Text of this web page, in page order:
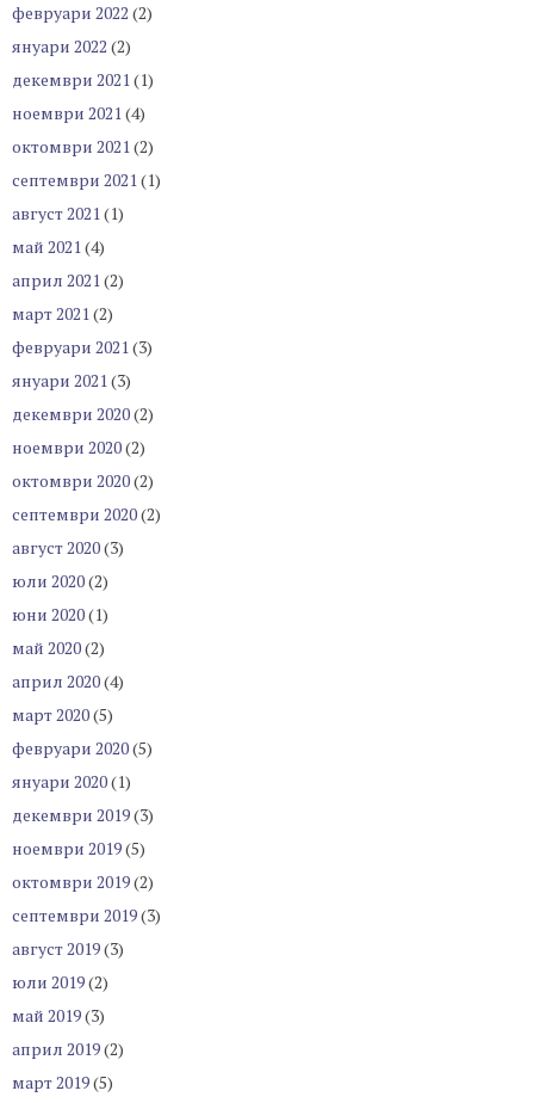
февруари 2022 (2)
януари 2022 (2)
декември 2021(1)
ноември 2021(4)
октомври 2021(2)
септември 2021(1)
август 2021(1)
май 2021(4)
април 2021(2)
март 2021(2)
февруари 2021(3)
януари 2021(3)
декември 2020(2)
ноември 2020(2)
октомври 2020(2)
септември 2020(2)
август 2020(3)
юли 2020(2)
юни 2020(1)
май 2020(2)
април 2020(4)
март 2020(5)
февруари 2020(5)
януари 2020(1)
декември 2019(3)
ноември 2019(5)
октомври 2019(2)
септември 2019(3)
август 2019(3)
юли 2019(2)
май 2019(3)
април 2019(2)
март 2019(5)